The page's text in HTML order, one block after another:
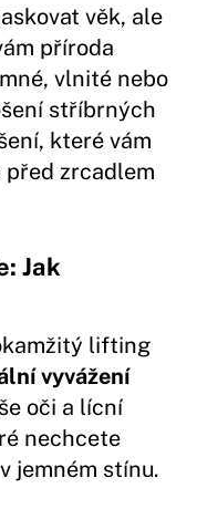
věk, ale
příroda
vlnité nebo
stříbrných
které vám
před zrcadlem
Jak
lifting
vyvážení
oči a lícní
nechcete
jemném stínu.